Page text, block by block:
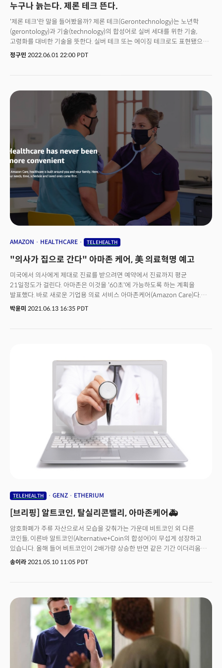
누구나 늙는다. 제론 테크 뜬다.
'제론 테크'란 말을 들어봤을까? 제론 테크(Gerontechnology)는 노년학
(gerontology)과 기술(technology)의 합성어로 실버 세대를 위한 기술,
고령화를 대비한 기술을 뜻한다. 실버 테크 또는 에이징 테크로도 표현됐으나
최근엔 관련 기술을 '제론 테크'로 부르며 업계는 물론, 학계에서도 널리
테크'는 이동의 자유와 작업 보조를 위한 모빌리티, 실내 생활에 도움을 주는
스마트홈 등이 건강 관리와 치료를 담당하는 디지털 헬스의 진화, 가상 공간
기반의 서비스와 인터페이스의 확장에 도움을 주는 메타버스의 진화도 주요
제론 테크 트렌드로 꼽을 수 있다. 사용자를 더욱 편리하게 해주는 스마트
기술의 확산과 사용자를 위한 서비스의 확산이 실버 산업의 발전과 밀접하게
연관된다. 코로나19로 비대면 기술이 확산되고, 자동화와 인공지능의 적용이
늘어남에 따라 사용자를 보조하는 기술이 늘어나고 있는 추세다.
정구민 2022.06.01 22:00 PDT
AMAZON HEALTHCARE TELEHEALTH
"의사가 집으로 간다" 아마존 케어, 美 의료혁명 예고
미국에서 의사에게 제대로 진료를 받으려면 예약에서 진료까지 평균
21일정도가 걸린다. 아마존은 이것을 '60초'에 가능하도록 하는 계획을
발표했다. 바로 새로운 기업용 의료 서비스 아마존케어(Amazon Care)다.
아마존은 올여름 아마존 케어를 '직원용' 서비스를 넘어 미국 전역으로 확장할
컨퍼런스에서 앱을 사용하고 원격으로 의료진을 만나는 아마존케어의
‘디지털’ 측면과 이동하는 의료진이 실제로 환자를 방문하는 ‘물리적’ 측면을
구체적으로 설명했다. 파비즈 부사장은 "코로나 팬데믹 이후 회사 구조는 더
분산될 것이기 때문에 이에 맞게 빠르게 대응할 수 있는 헬스케어 시스템이
필요하다. 이미 아마존케어 이용 계약을 체결한 회사가 많다"고 덧붙였다.그는
"아마존케어를 사용하는 수천 명의 아마존 직원들이 이 서비스를 5점 만점에
4.8점으로 높이 평가했다”며 아마존케어 프로그램에 대한 자신감을 보였다.
유통 왕국 아마존이 팬데믹 전부터 준비한 이 서비스는 무엇이고
직원들로부터 높은 점수를 받은 이유는 무엇인지 대담을 통해 확인할 수
있었다.다음은 대담 전문이다.
박윤미 2021.06.13 16:35 PDT
TELEHEALTH GENZ ETHERIUM
[브리핑] 알트코인, 탈실리콘밸리, 아마존케어🚑
암호화폐가 주류 자산으로서 모습을 갖춰가는 가운데 비트코인 외 다른
코인들, 이른바 알트코인(Alternative+Coin의 합성어)이 무섭게 성장하고
있습니다. 올해 들어 비트코인이 2배가량 상승한 반면 같은 기간 이더리움은
400%, 도지코인은 1만3000% 폭등했습니다. 이에 따라 지난 1월 기준
작은 규모의 알트코인인 디지바이트(DigiByte), 베체인(VeChain), 세이프문
(SafeMoon) 등도 주목받고 있습니다. 👉온라인 증권앱 로빈후드 산하
팟캐스트 '스낵스(Snacks)'는 일론 머스크 같은 셀럽의 영향뿐 아닌 다양한
요소가 암호화폐 시장을 달구고 있다고 분석합니다. 즉, 수수료 없는 증권사나
암호화폐 거래소를 통해 어느 때보다 암호화폐에 쉽게 접근할 수 있고, 저축률
상승, 자유시간 증가 등도 암호화폐에 대한 관심을 증폭시키고 있습니다.
은행과 헤지펀드, 기업 등 기관 투자자들이 비트코인에 투자하고 일각에서는
송이라 2021.05.10 11:05 PDT